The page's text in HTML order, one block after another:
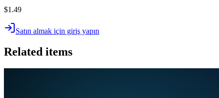
$1.49
Satın almak için giriş yapın
Related items